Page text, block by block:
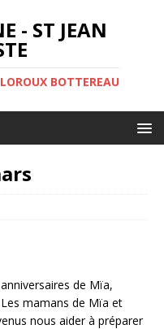
- ST JEAN
BOTTEREAU
de Mïa,
mamans de Mïa et
nous aider à préparer